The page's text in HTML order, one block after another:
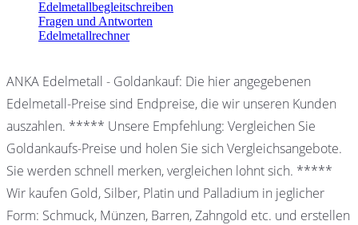
Edelmetallbegleitschreiben
Fragen und Antworten
Edelmetallrechner
ANKA Edelmetall - Goldankauf: Die hier angegebenen
Edelmetall-Preise sind Endpreise, die wir unseren Kunden
auszahlen. ***** Unsere Empfehlung: Vergleichen Sie
Goldankaufs-Preise und holen Sie sich Vergleichsangebote.
Sie werden schnell merken, vergleichen lohnt sich. *****
Wir kaufen Gold, Silber, Platin und Palladium in jeglicher
Form: Schmuck, Münzen, Barren, Zahngold etc. und erstellen